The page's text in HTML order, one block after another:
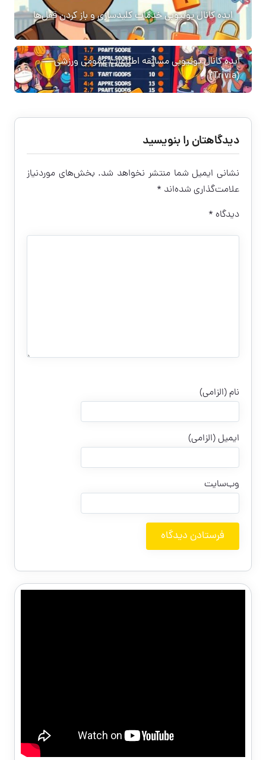
ایده کانال یوتیوبی خدمات کلیدسازی و باز کردن قفل‌ها
ایده کانال یوتیوبی مسابقه اطلاعات عمومی ورزشی
(Trivia)
دیدگاهتان را بنویسید
نشانی ایمیل شما منتشر نخواهد شد. بخش‌های موردنیاز
علامت‌گذاری شده‌اند *
دیدگاه *
نام (الزامی)
ایمیل (الزامی)
وب‌سایت